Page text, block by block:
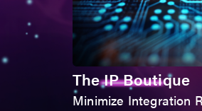
The IP Boutique
Minimize Integration